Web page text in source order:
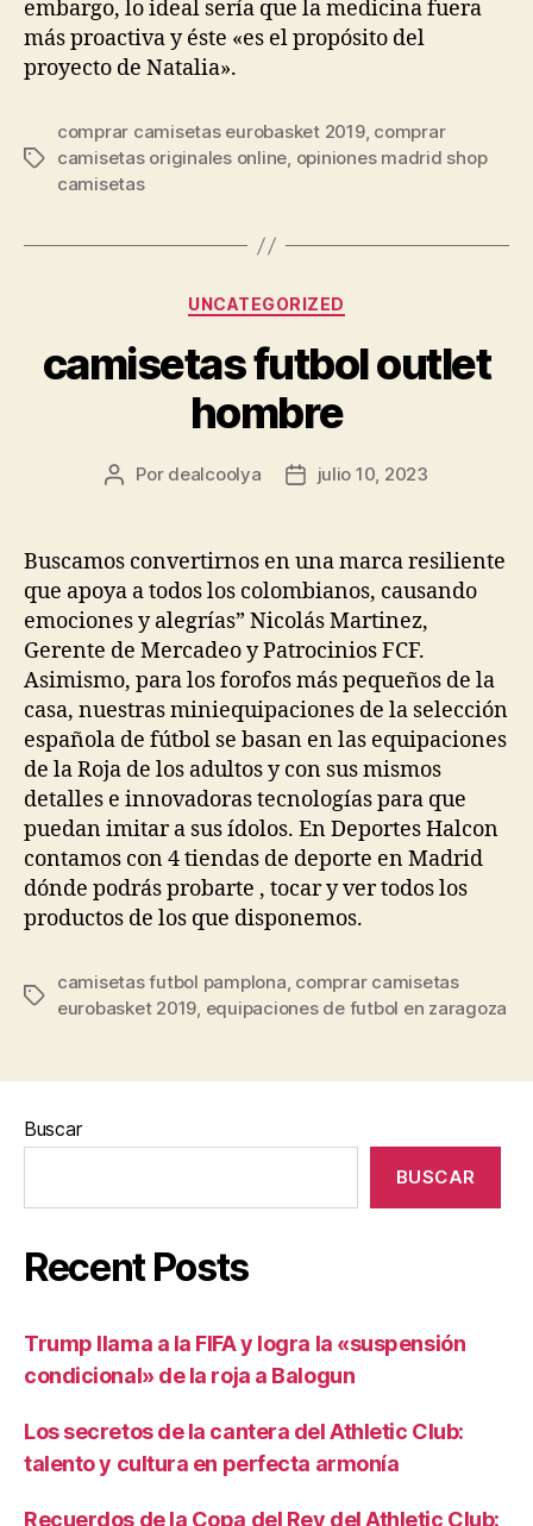
embargo, lo ideal sería que la medicina fuera
más proactiva y éste «es el propósito del
proyecto de Natalia».
Etiquetas
comprar camisetas eurobasket 2019, comprar
camisetas originales online, opiniones madrid shop
camisetas
Categorías
UNCATEGORIZED
camisetas futbol outlet
hombre
Autor
entrada
Por dealcoolya
Fecha
entrada
julio 10, 2023
Buscamos convertirnos en una marca resiliente
que apoya a todos los colombianos, causando
emociones y alegrías” Nicolás Martinez,
Gerente de Mercadeo y Patrocinios FCF.
Asimismo, para los forofos más pequeños de la
casa, nuestras miniequipaciones de la selección
española de fútbol se basan en las equipaciones
de la Roja de los adultos y con sus mismos
detalles e innovadoras tecnologías para que
puedan imitar a sus ídolos. En Deportes Halcon
contamos con 4 tiendas de deporte en Madrid
dónde podrás probarte , tocar y ver todos los
productos de los que disponemos.
Etiquetas
camisetas futbol pamplona comprar camisetas
eurobasket 2019 equipaciones de futbol en zaragoza
Buscar
BUSCAR
Recent Posts
Trump llama a la FIFA y logra la «suspensión
condicional» de la roja a Balogun
Los secretos de la cantera del Athletic Club:
talento y cultura en perfecta armonía
Recuerdos de la Copa del Rey del Athletic Club: